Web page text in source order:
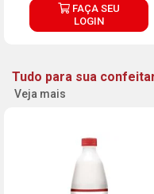
FAÇA SEU
LOGIN
Tudo para sua
Veja mais